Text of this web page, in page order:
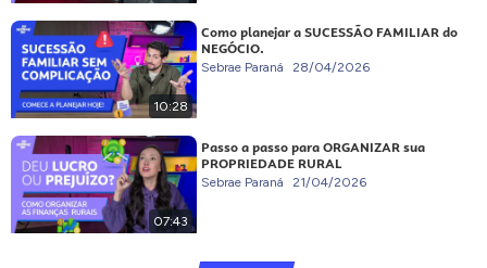
10:28
Como planejar a SUCESSÃO FAMILIAR do
NEGÓCIO.
Sebrae Paraná 28/04/2026
07:43
Passo a passo para ORGANIZAR sua
PROPRIEDADE RURAL
Sebrae Paraná 21/04/2026